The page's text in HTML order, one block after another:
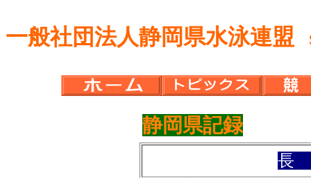
一般社団法人静岡県水泳連盟
静岡県記録２０